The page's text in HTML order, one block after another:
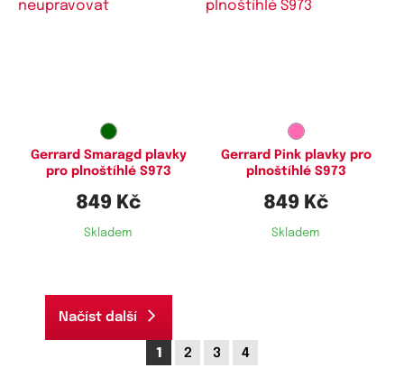
Gerrard Smaragd plavky
pro plnoštíhlé S973
849 Kč
Skladem
Gerrard Pink plavky pro
plnoštíhlé S973
849 Kč
Skladem
Načíst další
1 2 3 4